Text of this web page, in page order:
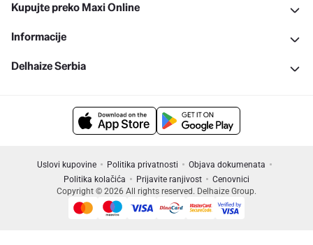
Kupujte preko Maxi Online
Informacije
Delhaize Serbia
Uslovi kupovine Politika privatnosti
Objava dokumenata
Politika kolačića
Prijavite ranjivost
Cenovnici
Copyright © 2026 All rights reserved. Delhaize Group.